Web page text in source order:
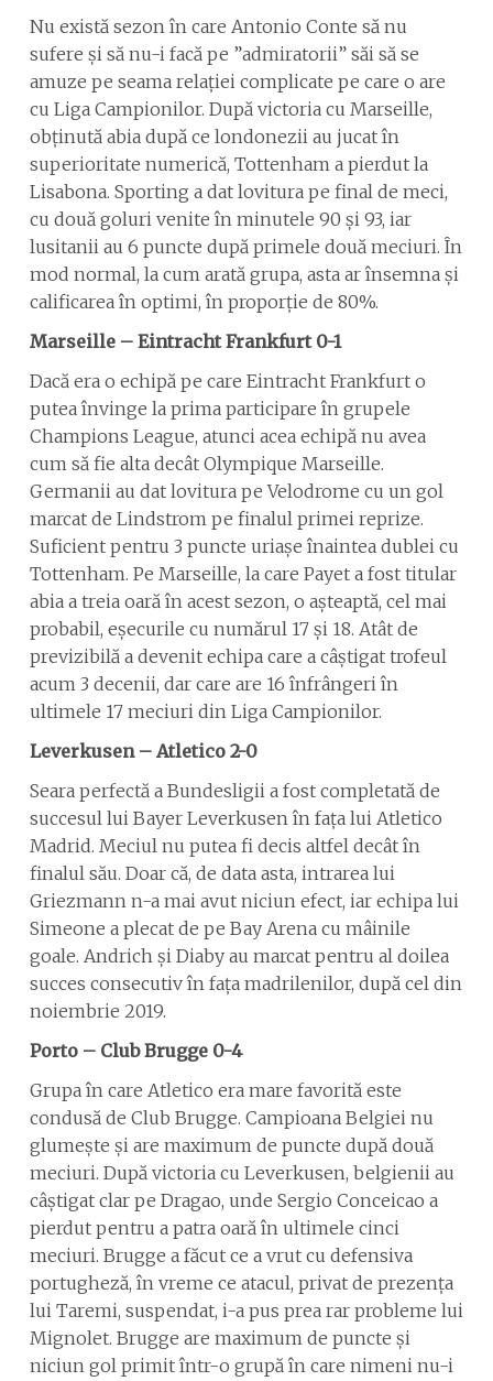
Nu există sezon în care Antonio Conte să nu
sufere și să nu-i facă pe ”admiratorii” săi să se
amuze pe seama relației complicate pe care o are
cu Liga Campionilor. După victoria cu Marseille,
obținută abia după ce londonezii au jucat în
superioritate numerică, Tottenham a pierdut la
Lisabona. Sporting a dat lovitura pe final de meci,
cu două goluri venite în minutele 90 și 93, iar
lusitanii au 6 puncte după primele două meciuri. În
mod normal, la cum arată grupa, asta ar însemna și
calificarea în optimi, în proporție de 80%.
Marseille – Eintracht Frankfurt 0-1
Dacă era o echipă pe care Eintracht Frankfurt o
putea învinge la prima participare în grupele
Champions League, atunci acea echipă nu avea
cum să fie alta decât Olympique Marseille.
Germanii au dat lovitura pe Velodrome cu un gol
marcat de Lindstrom pe finalul primei reprize.
Suficient pentru 3 puncte uriașe înaintea dublei cu
Tottenham. Pe Marseille, la care Payet a fost titular
abia a treia oară în acest sezon, o așteaptă, cel mai
probabil, eșecurile cu numărul 17 și 18. Atât de
previzibilă a devenit echipa care a câștigat trofeul
acum 3 decenii, dar care are 16 înfrângeri în
ultimele 17 meciuri din Liga Campionilor.
Leverkusen – Atletico 2-0
Seara perfectă a Bundesligii a fost completată de
succesul lui Bayer Leverkusen în fața lui Atletico
Madrid. Meciul nu putea fi decis altfel decât în
finalul său. Doar că, de data asta, intrarea lui
Griezmann n-a mai avut niciun efect, iar echipa lui
Simeone a plecat de pe Bay Arena cu mâinile
goale. Andrich și Diaby au marcat pentru al doilea
succes consecutiv în fața madrilenilor, după cel din
noiembrie 2019.
Porto – Club Brugge 0-4
Grupa în care Atletico era mare favorită este
condusă de Club Brugge. Campioana Belgiei nu
glumește și are maximum de puncte după două
meciuri. După victoria cu Leverkusen, belgienii au
câștigat clar pe Dragao, unde Sergio Conceicao a
pierdut pentru a patra oară în ultimele cinci
meciuri. Brugge a făcut ce a vrut cu defensiva
portugheză, în vreme ce atacul, privat de prezența
lui Taremi, suspendat, i-a pus prea rar probleme lui
Mignolet. Brugge are maximum de puncte și
niciun gol primit într-o grupă în care nimeni nu-i